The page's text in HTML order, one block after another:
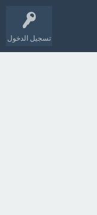
تسجيل الدخول